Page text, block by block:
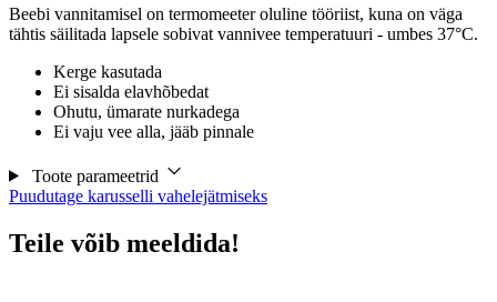
Beebi vannitamisel on termomeeter oluline tööriist, kuna on väga
tähtis säilitada lapsele sobivat vannivee temperatuuri - umbes 37°C.
Kerge kasutada
Ei sisalda elavhõbedat
Ohutu, ümarate nurkadega
Ei vaju vee alla, jääb pinnale
Toote parameetrid
Puudutage karusselli vahelejätmiseks
Teile võib meeldida!